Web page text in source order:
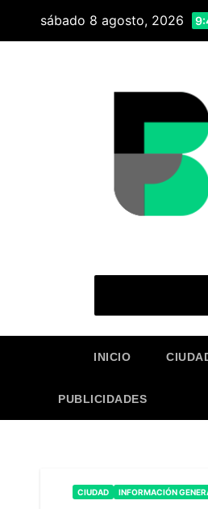
sábado 8 agosto, 2026
INICIO
PUBLICIDADES
CIUDAD INFORMACIÓN